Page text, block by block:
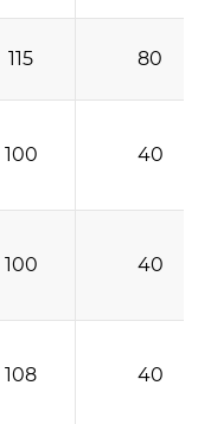
115 80
100 40
100 40
108 40